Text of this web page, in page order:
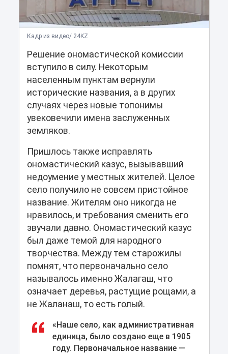
Кадр из видео/ 24KZ
Решение ономастической комиссии
вступило в силу. Некоторым
населенным пунктам вернули
исторические названия, а в других
случаях через новые топонимы
увековечили имена заслуженных
земляков.
Пришлось также исправлять
ономастический казус, вызывавший
недоумение у местных жителей. Целое
село получило не совсем пристойное
название. Жителям оно никогда не
нравилось, и требования сменить его
звучали давно. Ономастический казус
был даже темой для народного
творчества. Между тем старожилы
помнят, что первоначально село
называлось именно Жалагаш, что
означает деревья, растущие рощами, а
не Жаланаш, то есть голый.
«Наше село, как административная
единица, было создано еще в 1905
году. Первоначальное название —